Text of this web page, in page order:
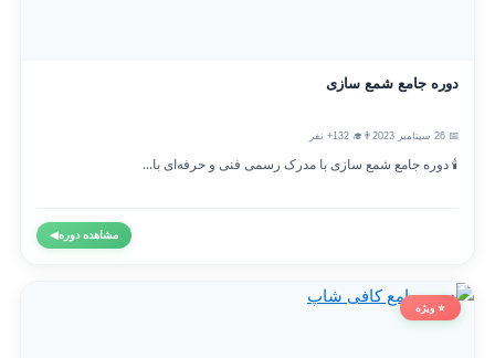
دوره جامع شمع سازی
👨‍🎓 132+ نفر
🕯️ دوره جامع شمع سازی با مدرک رسمی فنی و حرفه‌ای با...
مشاهده دوره◀
⭐ ویژه